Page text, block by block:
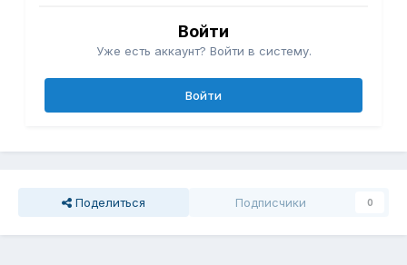
Войти
Уже есть аккаунт? Войти в систему.
Войти
Поделиться Подписчики 0